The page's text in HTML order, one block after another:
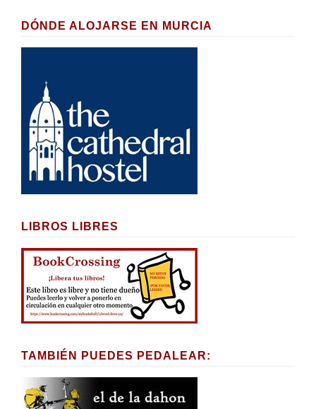
DÓNDE ALOJARSE EN MURCIA
LIBROS LIBRES
TAMBIÉN PUEDES PEDALEAR: